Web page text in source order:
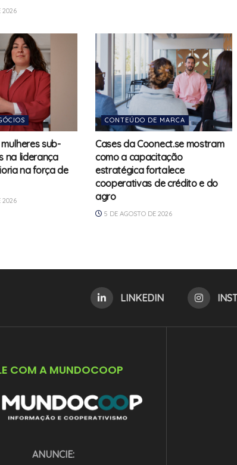
2026
sub-
na liderança
na força de
2026
CONTEÚDO DE MARCA
Cases da Coonect.se mostram
como a capacitação
estratégica fortalece
cooperativas de crédito e do
agro
5 DE AGOSTO DE 2026
LINKEDIN
COM A MUNDOCOOP
ANUNCIE: